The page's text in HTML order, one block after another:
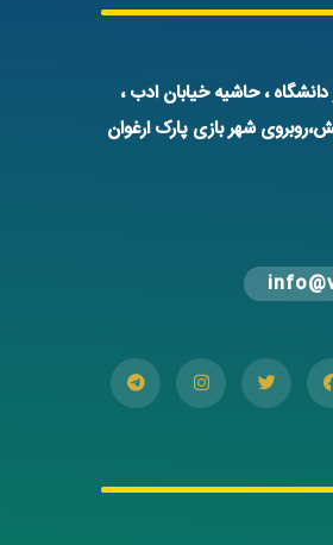
، حاشیه خیابان ادب ،
شهر بازی پارک ارغوان